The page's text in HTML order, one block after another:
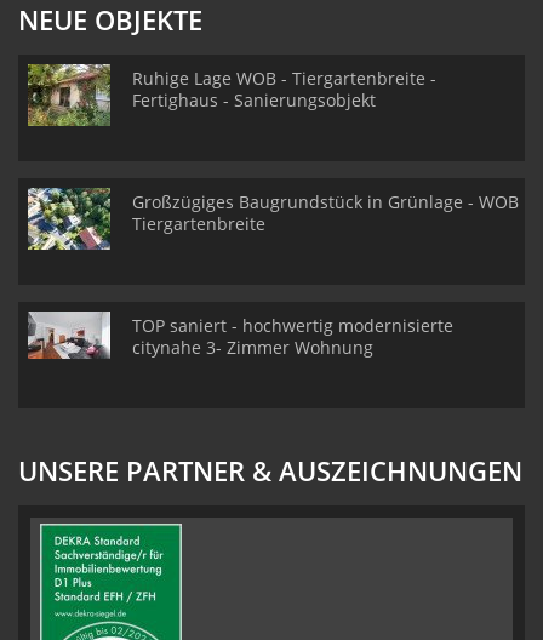
NEUE OBJEKTE
Ruhige Lage WOB - Tiergartenbreite -
Fertighaus - Sanierungsobjekt
Großzügiges Baugrundstück in Grünlage - WOB
Tiergartenbreite
TOP saniert - hochwertig modernisierte
citynahe 3- Zimmer Wohnung
UNSERE PARTNER & AUSZEICHNUNGEN